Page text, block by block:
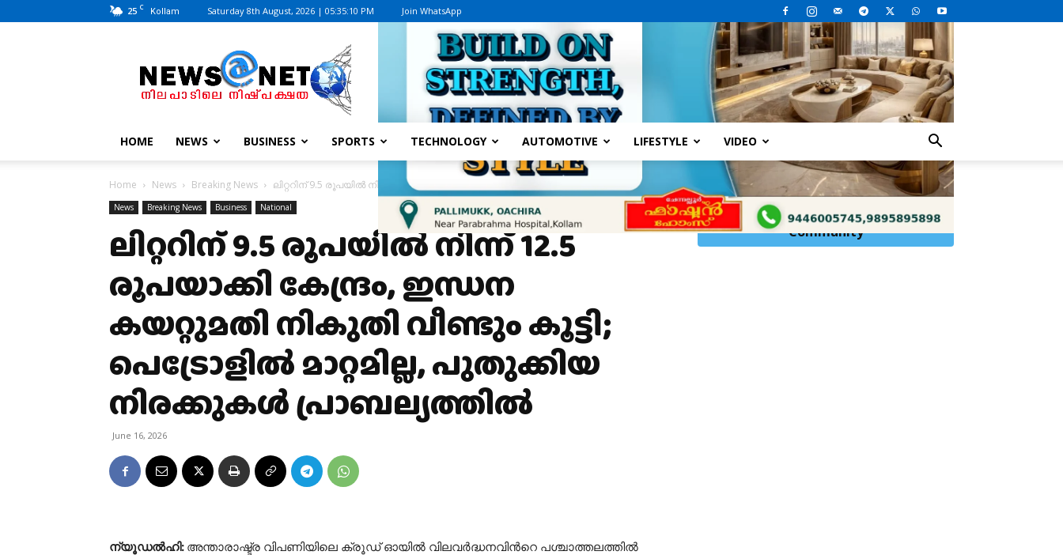
25 C Kollam Saturday 8th August, 2026 | 05:35:10 PM Join WhatsApp
News@Net
|
www.newsatnet.com
HOME NEWS BUSINESS SPORTS TECHNOLOGY AUTOMOTIVE LIFESTYLE VIDEO
Home News Breaking News ലിറ്ററിന് 9.5 രൂപയിൽ നിന്ന് 12.5 രൂപയാക്കി കേന്ദ്രം, ഇന്ധന കയറ്റുമതി നികുതി വീണ്ടും കൂട്ടി;...
News Breaking News Business National
ലിറ്ററിന് 9.5 രൂപയിൽ നിന്ന് 12.5
രൂപയാക്കി കേന്ദ്രം, ഇന്ധന
കയറ്റുമതി നികുതി വീണ്ടും കൂട്ടി;
പെട്രോളിൽ മാറ്റമില്ല, പുതുക്കിയ
നിരക്കുകൾ പ്രാബല്യത്തിൽ
June 16, 2026
ന്യൂഡൽഹി: അന്താരാഷ്ട്ര വിപണിയിലെ ക്രൂഡ് ഓയിൽ വിലവർദ്ധനവിന്‍റെ പശ്ചാത്തലത്തിൽ
Click Here toJoinWhatsApp
Community